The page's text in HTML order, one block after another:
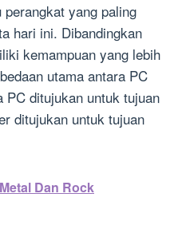
yang paling
hari ini. Dibandingkan
kemampuan yang lebih
utama antara PC
PC ditujukan untuk tujuan
ditujukan untuk tujuan
Dan Rock